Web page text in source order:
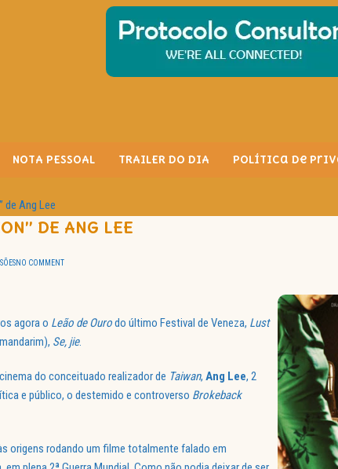
NOTA PESSOAL TRAILER DO DIA Política de
de Ang Lee
DE ANG LEE
NO COMMENT
agora o Leão de Ourodo último Festival de Veneza, Lust
Se, jie.
do conceituado realizador de Taiwan, Ang Lee, 2
e público, o destemido e controverso Brokeback
origens rodando um filme totalmente falado em